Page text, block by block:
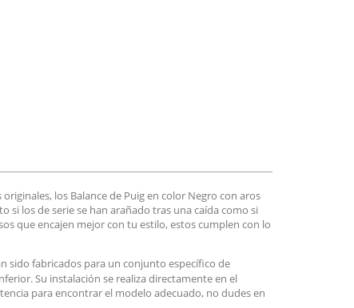
los Balance de Puig en color Negro con aros
si los de serie se han arañado tras una caída como si
que encajen mejor con tu estilo, estos cumplen con lo
sido fabricados para un conjunto específico de
Su instalación se realiza directamente en el
para encontrar el modelo adecuado, no dudes en